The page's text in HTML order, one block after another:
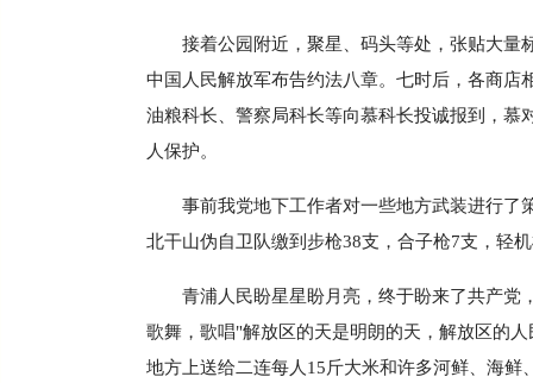
接着公园附近，聚星、码头等处，张贴大量
中国人民解放军布告约法八章。七时后，各商
油粮科长、警察局科长等向慕科长投诚报到，
人保护。
事前我党地下工作者对一些地方武装进行了
北干山伪自卫队缴到步枪38支，合子枪7支，轻
青浦人民盼星星盼月亮，终于盼来了共产党
歌舞，歌唱"解放区的天是明朗的天，解放区的
地方上送给二连每人15斤大米和许多河鲜、海